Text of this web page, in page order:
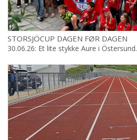
STORSJÖCUP DAGEN FØR DAGEN
30.06.26: Et lite stykke Aure i Östersund.